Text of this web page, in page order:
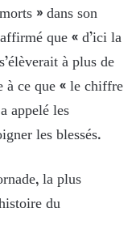
» dans son
que « d’ici la
à plus de
à ce que « le chiffre
appelé les
les blessés.
la plus
du